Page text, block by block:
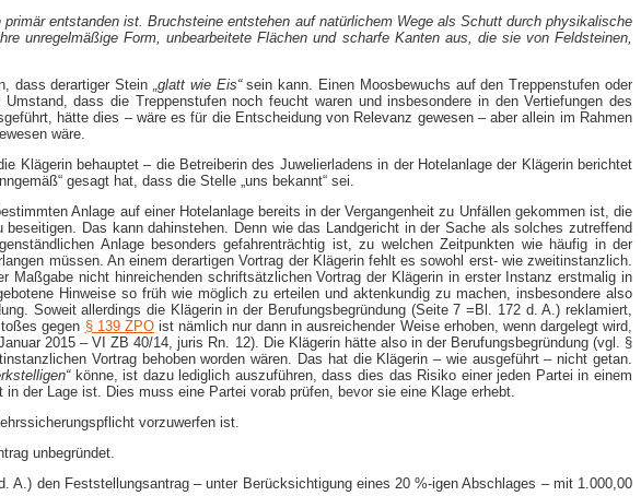
entstanden ist. Bruchsteine entstehen auf natürlichem Wege als Schutt durch physikalische
unregelmäßige Form, unbearbeitete Flächen und scharfe Kanten aus, die sie von Feldsteinen,
dass derartiger Stein „glatt wie Eis“sein kann. Einen Moosbewuchs auf den Treppenstufen oder
dass die Treppenstufen noch feucht waren und insbesondere in den Vertiefungen des
hätte dies – wäre es für die Entscheidung von Relevanz gewesen – aber allein im Rahmen
wäre.
behauptet – die Betreiberin des Juwelierladens in der Hotelanlage der Klägerin berichtet
gesagt hat, dass die Stelle „uns bekannt“ sei.
Anlage auf einer Hotelanlage bereits in der Vergangenheit zu Unfällen gekommen ist, die
Das kann dahinstehen. Denn wie das Landgericht in der Sache als solches zutreffend
Anlage besonders gefahrenträchtig ist, zu welchen Zeitpunkten wie häufig in der
müssen. An einem derartigen Vortrag der Klägerin fehlt es sowohl erst- wie zweitinstanzlich.
nicht hinreichenden schriftsätzlichen Vortrag der Klägerin in erster Instanz erstmalig in
Hinweise so früh wie möglich zu erteilen und aktenkundig zu machen, insbesondere also
Soweit allerdings die Klägerin in der Berufungsbegründung (Seite 7 =Bl. 172 d. A.) reklamiert,
gegen § 139 ZPOist nämlich nur dann in ausreichender Weise erhoben, wenn dargelegt wird,
2015 – VI ZB 40/14, juris Rn. 12). Die Klägerin hätte also in der Berufungsbegründung (vgl. §
Vortrag behoben worden wären. Das hat die Klägerin – wie ausgeführt – nicht getan.
könne, ist dazu lediglich auszuführen, dass dies das Risiko einer jeden Partei in einem
der Lage ist. Dies muss eine Partei vorab prüfen, bevor sie eine Klage erhebt.
vorzuwerfen ist.
unbegründet.
den Feststellungsantrag – unter Berücksichtigung eines 20 %-igen Abschlages – mit 1.000,00